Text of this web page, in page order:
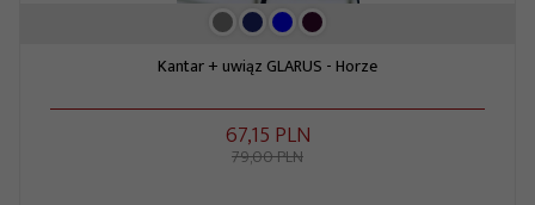
Kantar + uwiąz GLARUS - Horze
67,15 PLN
79,00 PLN